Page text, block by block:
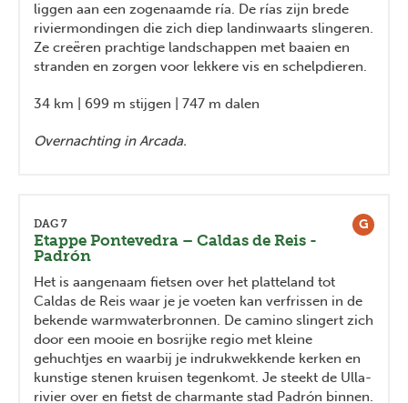
liggen aan een zogenaamde ría. De rías zijn brede
riviermondingen die zich diep landinwaarts slingeren.
Ze creëren prachtige landschappen met baaien en
stranden en zorgen voor lekkere vis en schelpdieren.
34 km | 699 m stijgen | 747 m dalen
Overnachting in Arcada.
G
DAG 7
Etappe Pontevedra – Caldas de Reis -
Padrón
Het is aangenaam fietsen over het platteland tot
Caldas de Reis waar je je voeten kan verfrissen in de
bekende warmwaterbronnen. De camino slingert zich
door een mooie en bosrijke regio met kleine
gehuchtjes en waarbij je indrukwekkende kerken en
kunstige stenen kruisen tegenkomt. Je steekt de Ulla-
rivier over en fietst de charmante stad Padrón binnen.